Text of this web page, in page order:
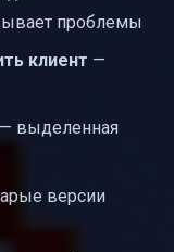
проблемы
клиент —
— выделенная
версии